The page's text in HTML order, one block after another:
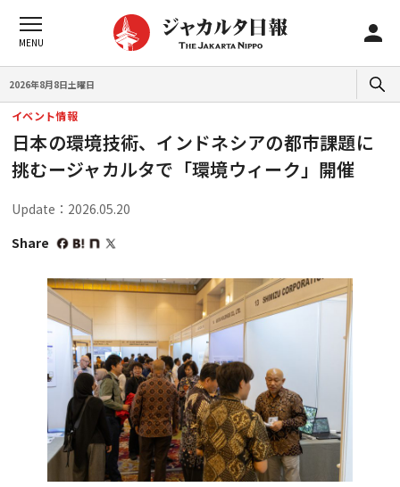
2026年8月8日土曜日
イベント情報
日本の環境技術、インドネシアの都市課題に
挑むージャカルタで「環境ウィーク」開催
Update：2026.05.20
Share